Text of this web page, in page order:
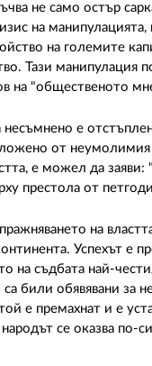
не само остър
на
на големите
Тази манипулация
на "общественото
е
от
е можел да
престола от
на
Успехът е
на съдбата най-
са били обявявани
е премахнат и е
се оказва по-